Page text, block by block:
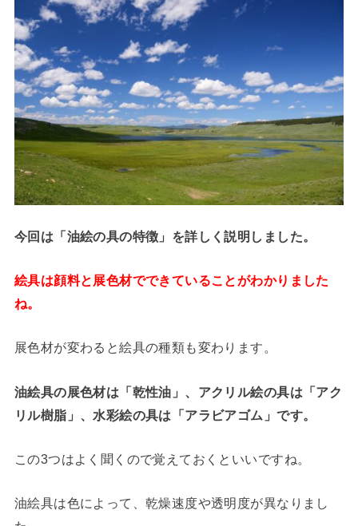
今回は「油絵の具の特徴」を詳しく説明しました。
絵具は顔料と展色材でできていることがわかりました
ね。
展色材が変わると絵具の種類も変わります。
油絵具の展色材は「乾性油」、アクリル絵の具は「アク
リル樹脂」、水彩絵の具は「アラビアゴム」です。
この3つはよく聞くので覚えておくといいですね。
油絵具は色によって、乾燥速度や透明度が異なりまし